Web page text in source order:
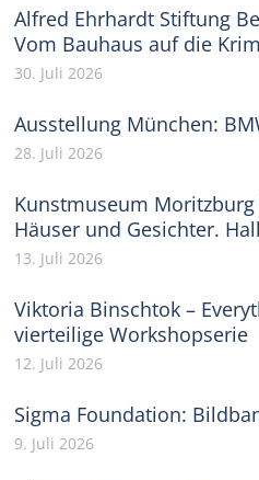
Alfred Ehrhardt Stiftung
Vom Bauhaus auf die Krim
30. Juli 2026
Ausstellung München:
28. Juli 2026
Kunstmuseum Moritzburg
Häuser und Gesichter.
13. Juli 2026
Viktoria Binschtok –
vierteilige Workshopserie
12. Juli 2026
Sigma Foundation:
9. Juli 2026